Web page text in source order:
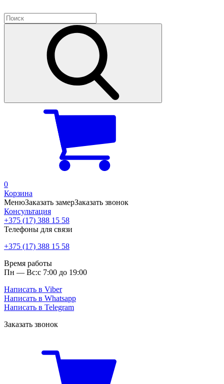
0
Корзина
МенюЗаказать замерЗаказать звонок
Консультация
+375 (17) 388 15 58
Телефоны для связи
+375 (17) 388 15 58
Время работы
Пн — Вс:с 7:00 до 19:00
Написать в Viber
Написать в Whatsapp
Написать в Telegram
Заказать звонок